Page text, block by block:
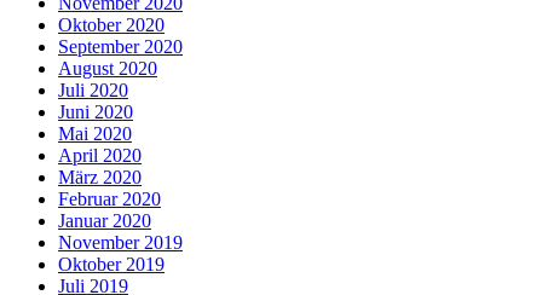
Oktober 2020
September 2020
August 2020
Juli 2020
Juni 2020
Mai 2020
April 2020
März 2020
Februar 2020
Januar 2020
November 2019
Oktober 2019
Juli 2019